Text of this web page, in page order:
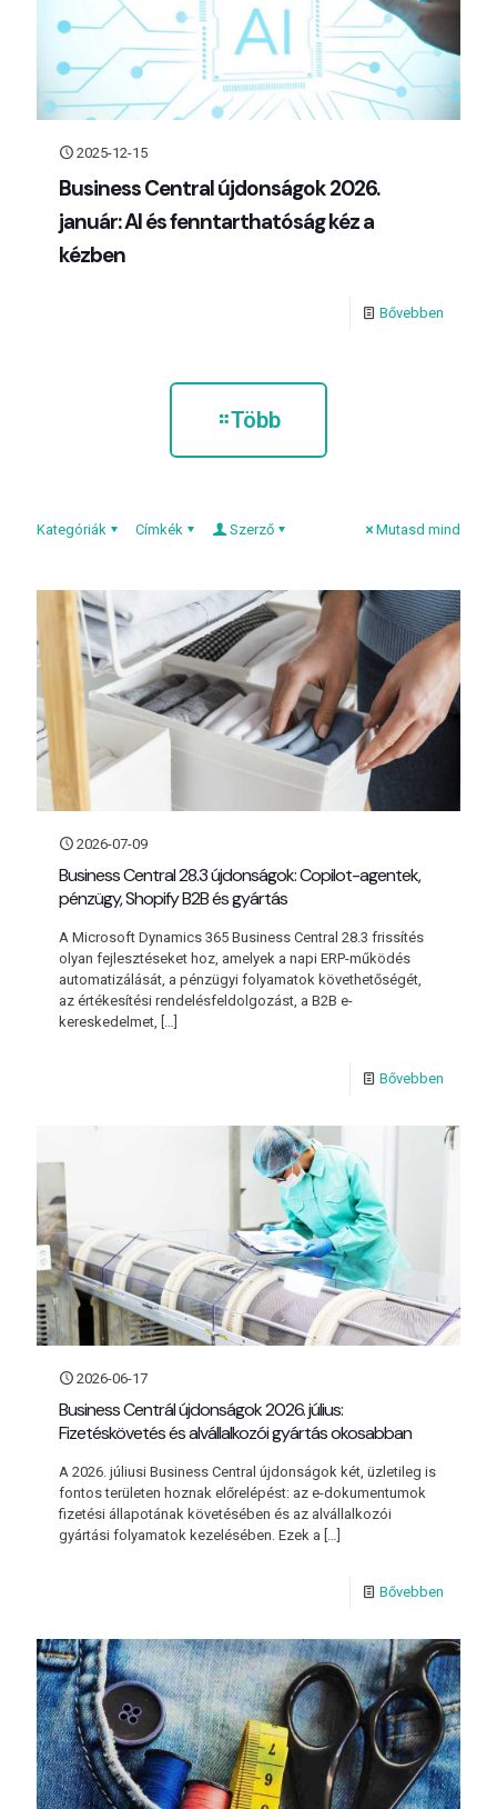
2025-12-15
Business Central újdonságok 2026.
január: AI és fenntarthatóság kéz a
kézben
Bővebben
Több
Kategóriák Címkék Szerző Mutasd mind
2026-07-09
Business Central 28.3 újdonságok: Copilot-agentek,
pénzügy, Shopify B2B és gyártás
A Microsoft Dynamics 365 Business Central 28.3 frissítés
olyan fejlesztéseket hoz, amelyek a napi ERP-működés
automatizálását, a pénzügyi folyamatok követhetőségét,
az értékesítési rendelésfeldolgozást, a B2B e-
kereskedelmet, […]
Bővebben
2026-06-17
Business Centrál újdonságok 2026. július:
Fizetéskövetés és alvállalkozói gyártás okosabban
A 2026. júliusi Business Central újdonságok két, üzletileg is
fontos területen hoznak előrelépést: az e-dokumentumok
fizetési állapotának követésében és az alvállalkozói
gyártási folyamatok kezelésében. Ezek a […]
Bővebben